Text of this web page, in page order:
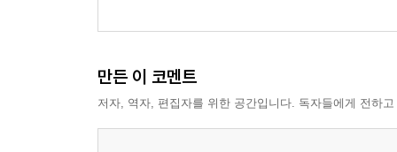
만든 이 코멘트
저자, 역자, 편집자를 위한 공간입니다. 독자들에게 전하